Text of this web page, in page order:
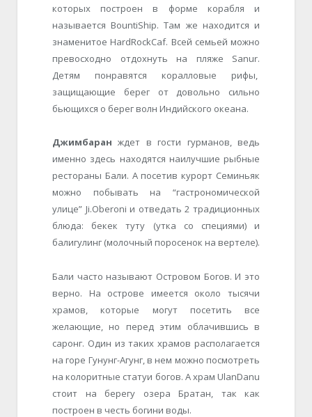
которых построен в форме корабля и
называется BountiShip. Там же находится и
знаменитое HardRockCaf. Всей семьей можно
превосходно отдохнуть на пляже Sanur.
Детям понравятся коралловые рифы,
защищающие берег от довольно сильно
бьющихся о берег волн Индийского океана.
Джимбаран ждет в гости гурманов, ведь
именно здесь находятся наилучшие рыбные
рестораны Бали. А посетив курорт Семиньяк
можно побывать на “гастрономической
улице” Ji.Oberoni и отведать 2 традиционных
блюда: бекек туту (утка со специями) и
балигулинг (молочный поросенок на вертеле).
Бали часто называют Островом Богов. И это
верно. На острове имеется около тысячи
храмов, которые могут посетить все
желающие, но перед этим облачившись в
саронг. Один из таких храмов располагается
на горе Гунунг-Агунг, в нем можно посмотреть
на колоритные статуи богов. А храм UlanDanu
стоит на берегу озера Братан, так как
построен в честь богини воды.